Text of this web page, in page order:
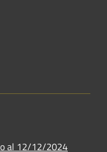
al 12/12/2024